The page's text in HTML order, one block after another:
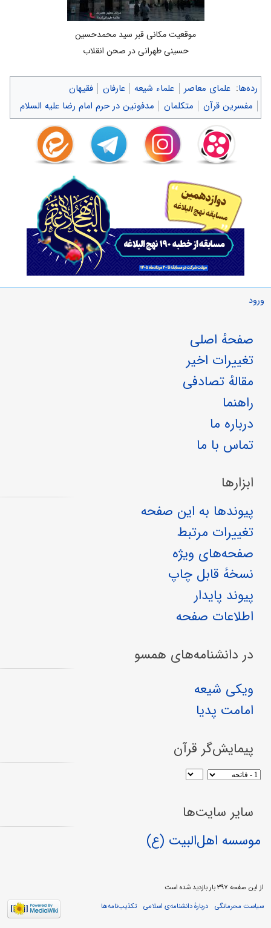
موقعیت مکانی قبر سید محمدحسین
حسینی طهرانی در صحن انقلاب
رده‌ها: علمای معاصر علماء شیعه عارفان
فقیهان
مفسرین قرآن
متکلمان مدفونین در حرم امام رضا علیه السلام
ورود
صفحهٔ اصلی
تغییرات اخیر
مقالهٔ تصادفی
راهنما
درباره ما
تماس با ما
ابزارها
پیوندها به این صفحه
تغییرات مرتبط
صفحه‌های ویژه
نسخهٔ قابل چاپ
پیوند پایدار
اطلاعات صفحه
در دانشنامه‌های همسو
ویکی شیعه
امامت پدیا
پیمایش‌گر قرآن
سایر سایت‌ها
موسسه اهل‌البیت (ع)
از این صفحه ۳۹۷ بار بازدید شده است
سیاست محرمانگی
دربارهٔ دانشنامه‌ی اسلامی تکذیب‌نامه‌ها